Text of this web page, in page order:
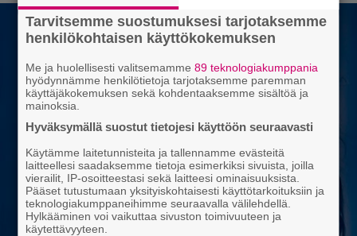
Tarvitsemme suostumuksesi tarjotaksemme
henkilökohtaisen käyttökokemuksen
Me ja huolellisesti valitsemamme89 teknologiakumppania
hyödynnämme henkilötietoja tarjotaksemme paremman
käyttäjäkokemuksen sekä kohdentaaksemme sisältöä ja
mainoksia.
Hyväksymällä suostut tietojesi käyttöön seuraavasti
Käytämme laitetunnisteita ja tallennamme evästeitä
laitteellesi saadaksemme tietoja esimerkiksi sivuista, joilla
vierailit, IP-osoitteestasi sekä laitteesi ominaisuuksista.
Pääset tutustumaan yksityiskohtaisesti käyttötarkoituksiin ja
teknologiakumppaneihimme seuraavalla välilehdellä.
Hylkääminen voi vaikuttaa sivuston toimivuuteen ja
käytettävyyteen.